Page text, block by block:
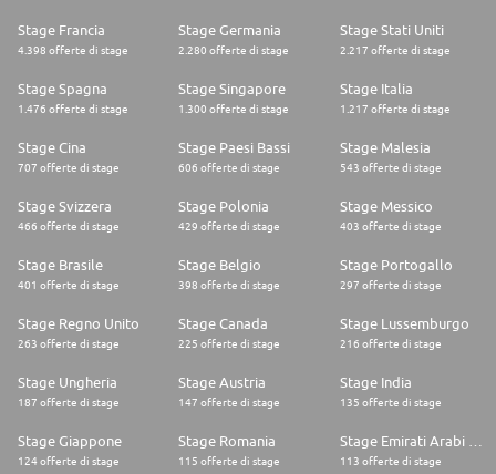
innovative Technologien für Kunden weltweit. Damit trägt Sika
entscheidend dazu bei, den Wandel der Bau- und Transportindustrie hin
erwirtschaftete Sika mit rund 33'000 Mitarbeitenden einen Jahresumsatz
von 11.76 Milliarden CHF
Stage Francia
4.398 offerte di stage
Stage Germania
2.280 offerte di stage
Stage Stati Uniti
2.217 offerte di stage
Stage Spagna
1.476 offerte di stage
Stage Singapore
1.300 offerte di stage
Stage Italia
1.217 offerte di stage
Stage Cina
707 offerte di stage
Stage Paesi Bassi
606 offerte di stage
Stage Malesia
543 offerte di stage
Stage Svizzera
466 offerte di stage
Stage Polonia
429 offerte di stage
Stage Messico
403 offerte di stage
Stage Brasile
401 offerte di stage
Stage Belgio
398 offerte di stage
Stage Portogallo
297 offerte di stage
Stage Regno Unito
263 offerte di stage
Stage Canada
225 offerte di stage
Stage Lussemburgo
216 offerte di stage
Stage Ungheria
187 offerte di stage
Stage Austria
147 offerte di stage
Stage India
135 offerte di stage
Stage Giappone
124 offerte di stage
Stage Romania
115 offerte di stage 113 offerte di stage